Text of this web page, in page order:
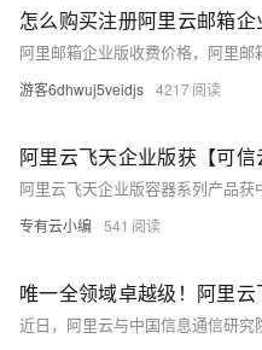
怎么购买注册阿里云邮箱企
游客6dhwuj5veidjs 4217
专有云小编 541